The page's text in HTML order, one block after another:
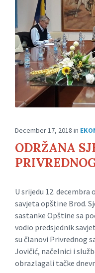
December 17, 2018 in
ODRŽANA
U srijedu 12. decembra
savjeta opštine Brod.
sastanke Opštine sa
vodio predsjednik
su članovi Privrednog
Jovičić, načelnici i
obrazlagali tačke